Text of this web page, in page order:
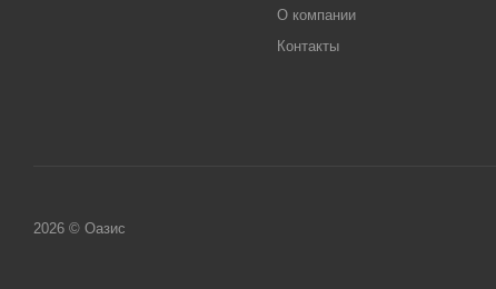
О компании
Контакты
2026 © Оазис